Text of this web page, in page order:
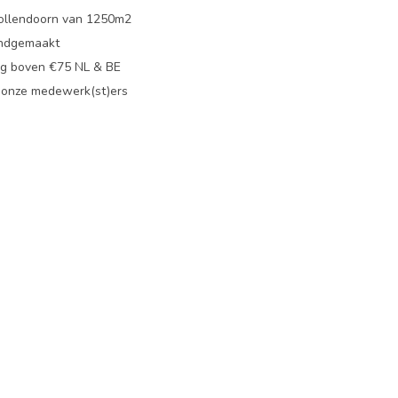
van 1250m2
boven €75 NL & BE
medewerk(st)ers